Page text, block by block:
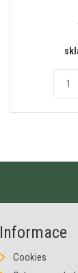
Informace
Cookies